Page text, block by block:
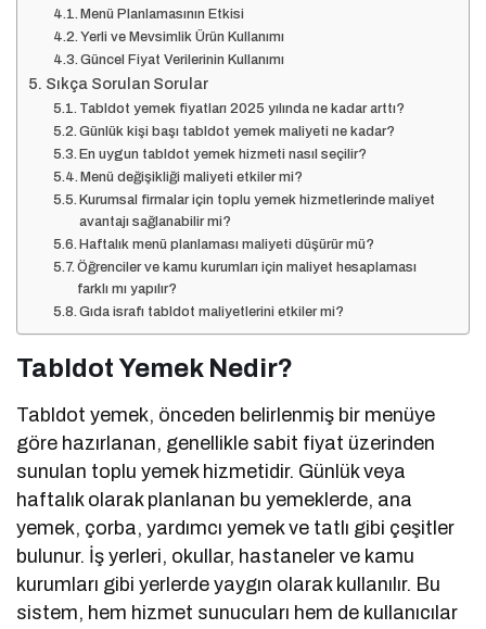
Menü Planlamasının Etkisi
Yerli ve Mevsimlik Ürün Kullanımı
Güncel Fiyat Verilerinin Kullanımı
Sıkça Sorulan Sorular
Tabldot yemek fiyatları 2025 yılında ne kadar arttı?
Günlük kişi başı tabldot yemek maliyeti ne kadar?
En uygun tabldot yemek hizmeti nasıl seçilir?
Menü değişikliği maliyeti etkiler mi?
Kurumsal firmalar için toplu yemek hizmetlerinde maliyet
avantajı sağlanabilir mi?
Haftalık menü planlaması maliyeti düşürür mü?
Öğrenciler ve kamu kurumları için maliyet hesaplaması
farklı mı yapılır?
Gıda israfı tabldot maliyetlerini etkiler mi?
Tabldot Yemek Nedir?
Tabldot yemek, önceden belirlenmiş bir menüye
göre hazırlanan, genellikle sabit fiyat üzerinden
sunulan toplu yemek hizmetidir. Günlük veya
haftalık olarak planlanan bu yemeklerde, ana
yemek, çorba, yardımcı yemek ve tatlı gibi çeşitler
bulunur. İş yerleri, okullar, hastaneler ve kamu
kurumları gibi yerlerde yaygın olarak kullanılır. Bu
sistem, hem hizmet sunucuları hem de kullanıcılar